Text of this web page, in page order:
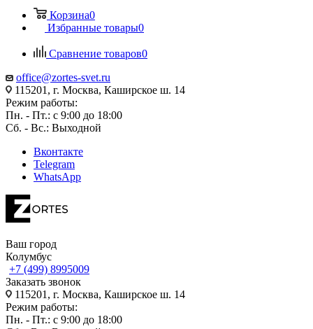
Корзина0
Избранные товары0
Сравнение товаров0
office@zortes-svet.ru
115201, г. Москва, Каширское ш. 14
Режим работы:
Пн. - Пт.: с 9:00 до 18:00
Сб. - Вс.: Выходной
Вконтакте
Telegram
WhatsApp
Ваш город
Колумбус
+7 (499) 8995009
Заказать звонок
115201, г. Москва, Каширское ш. 14
Режим работы:
Пн. - Пт.: с 9:00 до 18:00